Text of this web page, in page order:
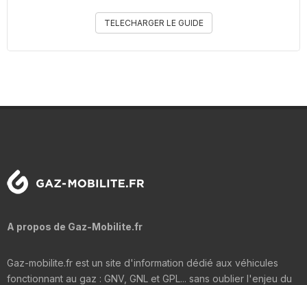
TELECHARGER LE GUIDE
A propos de Gaz-Mobilite.fr
Gaz-mobilite.fr est un site d'information dédié aux véhicules
fonctionnant au gaz : GNV, GNL et GPL... sans oublier l'enjeu du